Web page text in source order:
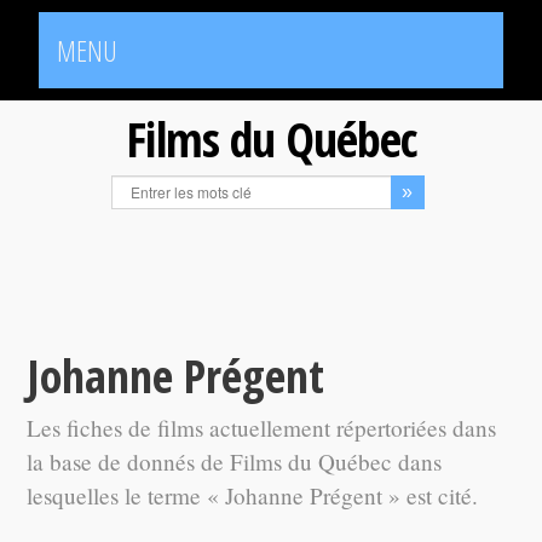
MENU
Films du Québec
Johanne Prégent
Les fiches de films actuellement répertoriées dans
la base de donnés de Films du Québec dans
lesquelles le terme « Johanne Prégent » est cité.